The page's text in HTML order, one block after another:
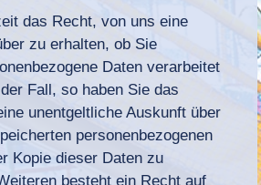
das Recht, von uns eine
zu erhalten, ob Sie
Daten verarbeitet
Fall, so haben Sie das
unentgeltliche Auskunft über
personenbezogenen
Kopie dieser Daten zu
besteht ein Recht auf